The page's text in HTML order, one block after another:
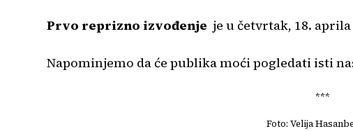
Prvo reprizno izvođenje je u četvrtak, 18.
Napominjemo da će publika moći pogledati isti
***
Foto: Velija